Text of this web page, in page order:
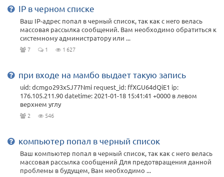
IP в черном списке
Ваш IP-адрес попал в черный список, так как с него велась
массовая рассылка сообщений. Вам необходимо обратиться к
системному администратору или ...
7 1 1 627
при входе на мамбо выдает такую запись
uid: dcmgo293xSJ77Nmi request_id: ffXGU64dQiE1 ip:
176.105.211.90 datetime: 2021-01-18 15:41:41 +0000 в левом
верхнем углу
2 546
компьютер попал в черный список
Ваш компьютер попал в черный список, так как с него велась
массовая рассылка сообщений Для предотвращения данной
проблемы в будущем, Вам необходимо ...